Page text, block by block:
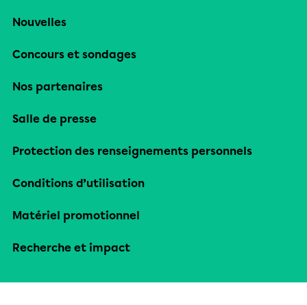
Nouvelles
Concours et sondages
Nos partenaires
Salle de presse
Protection des renseignements personnels
Conditions d’utilisation
Matériel promotionnel
Recherche et impact